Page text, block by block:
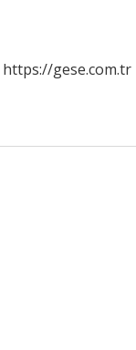
https://gese.com.tr